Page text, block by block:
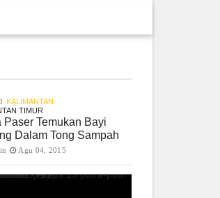
KALIMANTAN
TIMUR
Paser Temukan Bayi
Dalam Tong Sampah
Agu 04, 2015